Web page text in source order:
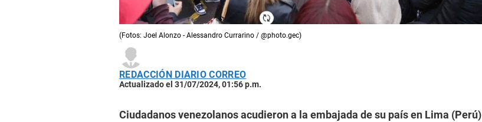
(Fotos: Joel Alonzo - Alessandro Currarino / @photo.gec)
REDACCIÓN DIARIO CORREO
Actualizado el 31/07/2024, 01:56 p.m.
Ciudadanos venezolanos acudieron a la embajada de su país en Lima (Perú)